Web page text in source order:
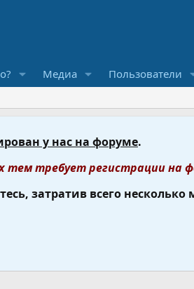
Медиа Пользователи
у нас на форуме.
тем требует регистрации на
затратив всего несколько